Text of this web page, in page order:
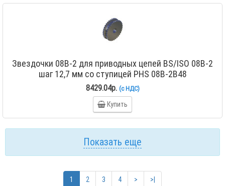
Звездочки 08B-2 для приводных цепей BS/ISO 08B-2
шаг 12,7 мм со ступицей PHS 08B-2B48
8429.04р. (с НДС)
Купить
Показать еще
1 2 3 4 >
>|